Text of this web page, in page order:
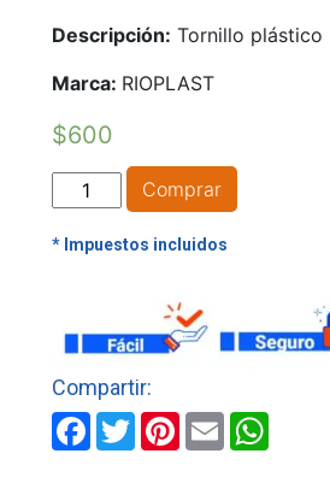
Descripción: Tornillo plástico
Marca: RIOPLAST
$600
TORNILLO
PLÀSTICO
CISTERNA
Comprar
Facebook
TwitterPinterest
Email